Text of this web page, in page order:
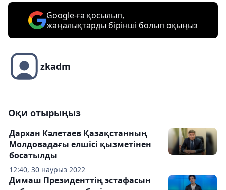
Google-ға қосылып,
жаңалықтарды бірінші болып оқыңыз
zkadm
Оқи отырыңыз
12:40, 30 наурыз 2022
Дархан Кәлетаев Қазақстанның
Молдовадағы елшісі қызметінен
босатылды
Димаш Президенттің эстафасын